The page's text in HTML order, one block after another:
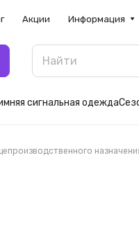
Акции Информация
сигнальная одежда